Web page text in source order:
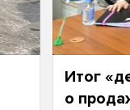
Итог
о